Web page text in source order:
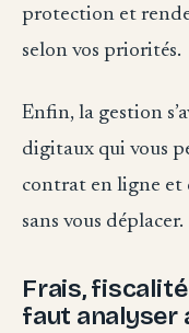
protection et
selon vos priorités.
Enfin, la gestion
digitaux qui vous
contrat en ligne et
sans vous déplacer.
Frais,
faut analyser